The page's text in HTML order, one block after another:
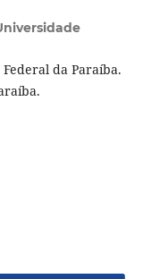
da Paraíba.